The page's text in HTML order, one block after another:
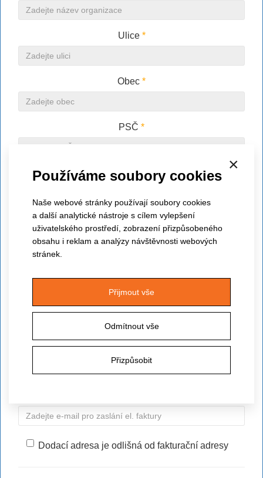
×
Používáme soubory cookies
Naše webové stránky používají soubory cookies
a další analytické nástroje s cílem vylepšení
uživatelského prostředí, zobrazení přizpůsobeného
obsahu i reklam a analýzy návštěvnosti webových
stránek.
Přijmout vše
Odmítnout vše
Přizpůsobit
Ulice *
Obec *
PSČ *
Člen APSS ČR
IČ *
E-mail*
Telefon*
Dodací adresa je odlišná od fakturační adresy